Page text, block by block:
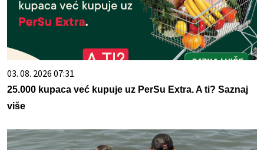
03. 08. 2026 07:31
25.000 kupaca već kupuje uz PerSu Extra. A ti? Saznaj
više